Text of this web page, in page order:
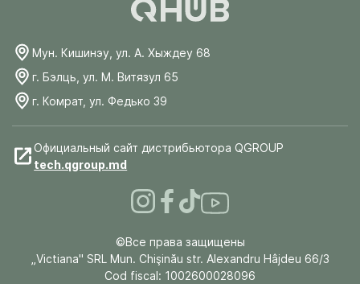
Мун. Кишинэу, ул. А. Хыждеу 68
г. Бэлць, ул. М. Витязул 65
г. Комрат, ул. Федько 39
Официальный сайт дистрибьютора QGROUP
tech.qgroup.md
©Все права защищены
„Victiana" SRL Mun. Chişinău str. Alexandru Hâjdeu 66/3
Cod fiscal: 1002600028096